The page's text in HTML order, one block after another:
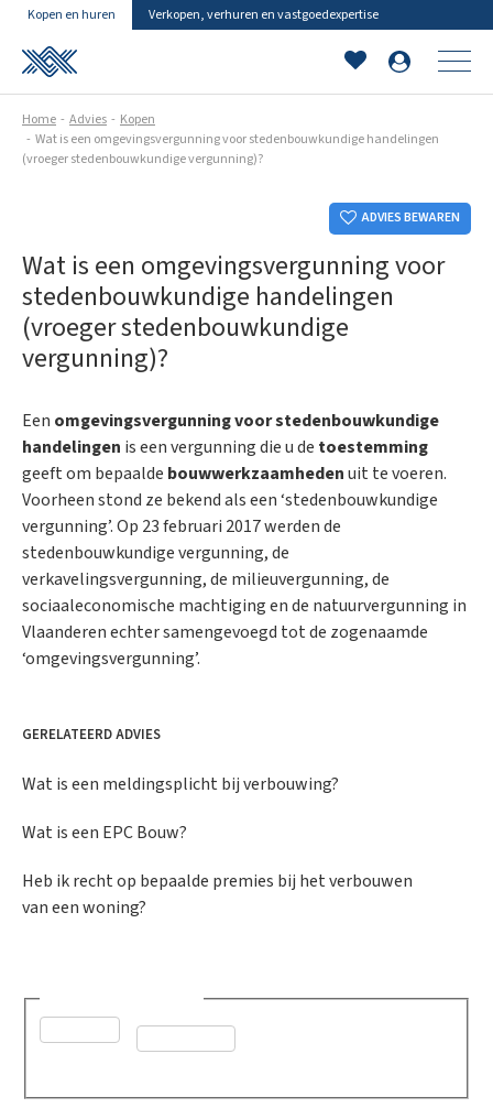
Kopen en huren Verkopen, verhuren en vastgoedexpertise
Home Advies
Kopen
Wat is een omgevingsvergunning voor stedenbouwkundige handelingen
(vroeger stedenbouwkundige vergunning)?
Wat is een omgevingsvergunning voor
stedenbouwkundige handelingen
(vroeger stedenbouwkundige
vergunning)?
ADVIES BEWAREN
Een omgevingsvergunning voor stedenbouwkundige
handelingen is een vergunning die u de toestemming
geeft om bepaalde bouwwerkzaamhedenuit te voeren.
Voorheen stond ze bekend als een ‘stedenbouwkundige
vergunning’. Op 23 februari 2017 werden de
stedenbouwkundige vergunning, de
verkavelingsvergunning, de milieuvergunning, de
sociaaleconomische machtiging en de natuurvergunning in
Vlaanderen echter samengevoegd tot de zogenaamde
‘omgevingsvergunning’.
GERELATEERD ADVIES
Wat is een meldingsplicht bij verbouwing?
Wat is een EPC Bouw?
Heb ik recht op bepaalde premies bij het verbouwen
van een woning?